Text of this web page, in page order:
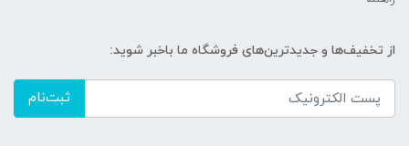
از تخفیف‌ها و جدیدترین‌های فروشگاه ما باخبر شوید:
ثبت‌نام